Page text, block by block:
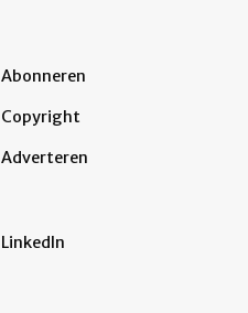
Abonneren
Copyright
Adverteren
LinkedIn